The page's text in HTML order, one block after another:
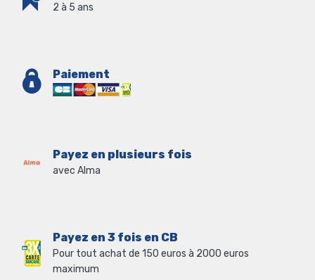
2 à 5 ans
Paiement
Payez en plusieurs fois
avec Alma
Payez en 3 fois en CB
Pour tout achat de 150 euros à 2000 euros
maximum